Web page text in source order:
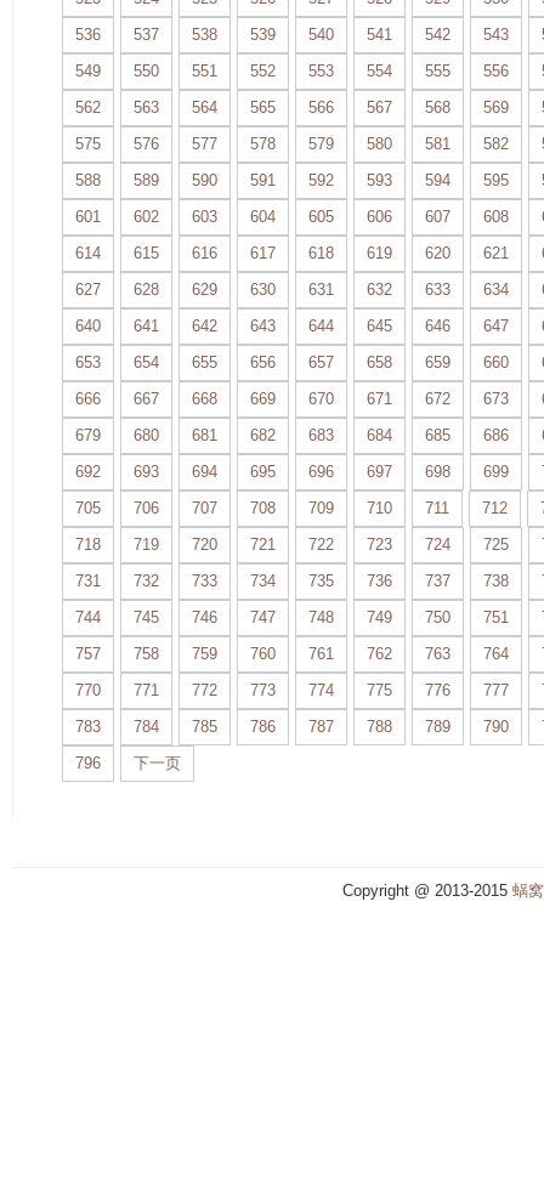
536
537 538 539 540 541 542 543
549
550 551 552 553 554 555 556
562
563 564 565 566 567 568 569
575
576 577 578 579 580 581 582
588
589 590 591 592 593 594 595
601
602 603 604 605 606 607 608
614
615 616 617 618 619 620 621
627
628 629 630 631 632 633 634
640
641 642 643 644 645 646 647
653
654 655 656 657 658 659 660
666
667 668 669 670 671 672 673
679
680 681 682 683 684 685 686
692
693 694 695 696 697 698 699
705
706 707 708 709 710 711 712
718
719 720 721 722 723 724 725
731
732 733 734 735 736 737 738
744
745 746 747 748 749 750 751
757
758 759 760 761 762 763 764
770
771 772 773 774 775 776 777
783
784 785 786 787 788 789 790
796
下一页
Copyright @ 2013-2015 蜗